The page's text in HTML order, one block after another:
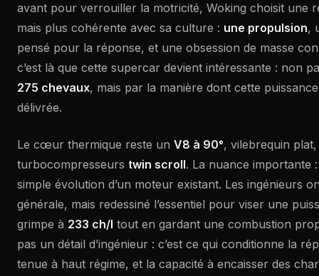
avant pour verrouiller la motricité, Woking choisit une
mais plus cohérente avec sa culture : une propulsion,
pensé pour la réponse, et une obsession de masse
c’est là que cette supercar devient intéressante : non
275 chevaux, mais par la manière dont cette
délivrée.
Le cœur thermique reste un V8 à 90°, vilebrequin
turbocompresseurs twin scroll. La nuance importante
simple évolution d’un moteur existant. Les ingénieurs
générale, mais redessiné l’essentiel pour viser une
grimpe à 233 ch/l tout en gardant une combustion
pas un détail d’ingénieur : c’est ce qui conditionne la
tenue à haut régime, et la capacité à encaisser des